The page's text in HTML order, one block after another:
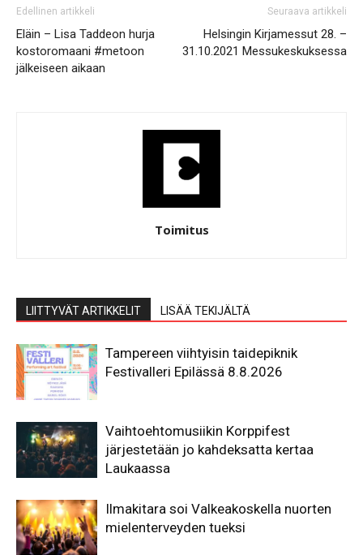
Edellinen artikkeli
Eläin – Lisa Taddeon hurja
kostoromaani #metoon
jälkeiseen aikaan
Seuraava artikkeli
Helsingin Kirjamessut 28. –
31.10.2021 Messukeskuksessa
Toimitus
LIITTYVÄT ARTIKKELIT LISÄÄ TEKIJÄLTÄ
Tampereen viihtyisin taidepiknik
Festivalleri Epilässä 8.8.2026
Vaihtoehtomusiikin Korppifest
järjestetään jo kahdeksatta kertaa
Laukaassa
Ilmakitara soi Valkeakoskella nuorten
mielenterveyden tueksi